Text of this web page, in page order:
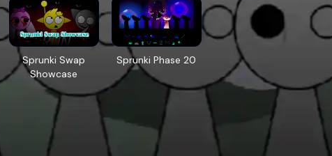
Sprunki Swap
Showcase
Sprunki Phase 20